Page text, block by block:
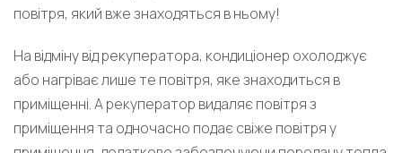
повітря, який вже знаходяться в ньому!
На відміну від рекуператора, кондиціонер охолоджує
або нагріває лише те повітря, яке знаходиться в
приміщенні. А рекуператор видаляє повітря з
приміщення та одночасно подає свіже повітря у